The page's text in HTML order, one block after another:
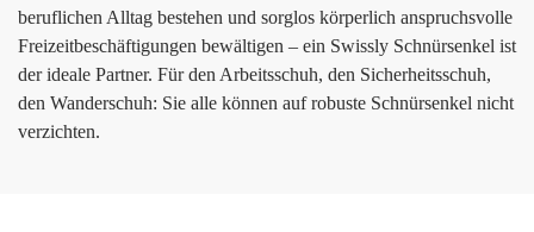
beruflichen Alltag bestehen und sorglos körperlich anspruchsvolle
Freizeitbeschäftigungen bewältigen – ein Swissly Schnürsenkel ist
der ideale Partner. Für den Arbeitsschuh, den Sicherheitsschuh,
den Wanderschuh: Sie alle können auf robuste Schnürsenkel nicht
verzichten.